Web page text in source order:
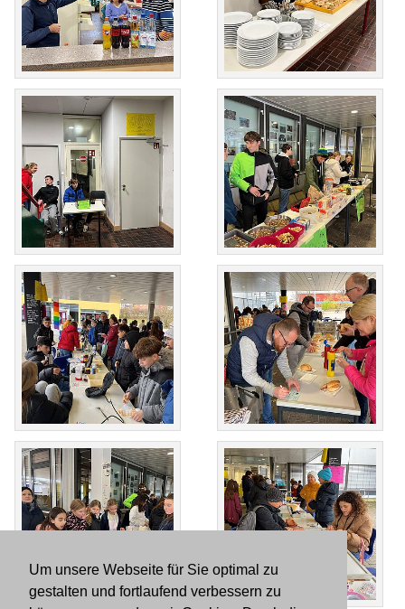
Um unsere Webseite für Sie optimal zu
gestalten und fortlaufend verbessern zu